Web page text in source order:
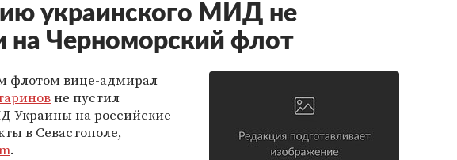
украинского МИД не
на Черноморский флот
флотом вице-адмирал
не пустил
Украины на российские
в Севастополе,
.